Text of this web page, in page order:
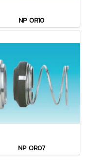
NP OR10
NP OR07